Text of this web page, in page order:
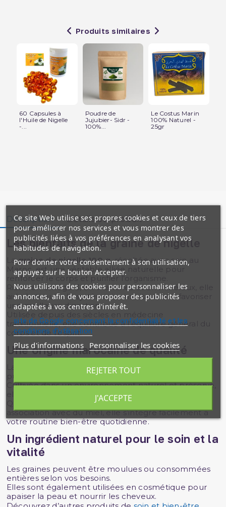
Produits similaires
60 Capsules à
l'Huile de Nigelle
-...
Poudre de
Jujubier- Sidr -
100%...
Le Costus Marin
100% Naturel -
25gr
Description Détails du produit
Les bienfaits de la graine de nigelle
Lagraine de nigelle 100 g, récoltée avec soin au
Maroc, est une véritable alliée naturelle pour
renforcer le corps et purifier l’organisme.
Riche en oméga-3, en vitamines et en minéraux, elle
aide à stimuler le système immunitaire et à favoriser
une meilleure digestion.
traditionnelle, elle contribue à l’équilibre général du
corps et de l’esprit.
Une origine marocaine de qualité
graine de nigelle marocainese distingue par sa
pureté et sa richesse aromatique.
Cultivée dans un environnement naturel et préservé,
elle conserve toutes ses propriétés bienfaisantes.
Que ce soit en infusion, dans les plats ou en
association avec du miel, elle s’intègre facilement à
votre routine bien-être quotidienne.
Un ingrédient naturel pour le soin et la
vitalité
Les graines peuvent être moulues ou consommées
entières selon vos besoins.
Elles sont également utilisées en cosmétique pour
apaiser la peau et nourrir les cheveux.
Ce site Web utilise ses propres cookies et ceux de tiers
pour améliorer nos services et vous montrer des
publicités liées à vos préférences en analysant vos
habitudes de navigation.
Pour donner votre consentement à son utilisation,
appuyez sur le bouton Accepter.
Nous utilisons des cookies pour personnaliser les
annonces, afin de vous proposer des publicités
adaptées à vos centres d'intérêt.
site de Google concernant la confidentialité et les
conditions d'utilisation
Plus d'informations Personnaliser les cookies
REJETER TOUT
J'ACCEPTE